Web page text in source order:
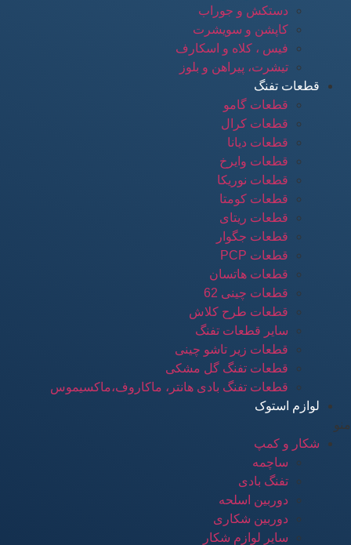
دستکش و جوراب
کاپشن و سویشرت
فیس ، کلاه و اسکارف
تیشرت، پیراهن و بلوز
قطعات تفنگ
قطعات گامو
قطعات کرال
قطعات دیانا
قطعات وایرخ
قطعات نوریکا
قطعات کومتا
قطعات ریتای
قطعات جگوار
قطعات PCP
قطعات هاتسان
قطعات چینی 62
قطعات طرح کلاش
سایر قطعات تفنگ
قطعات زیر تاشو چینی
قطعات تفنگ گل مشکی
قطعات تفنگ بادی هانتر، ماکاروف،ماکسیموس
لوازم استوک
منو
شکار و کمپ
ساچمه
تفنگ بادی
دوربین اسلحه
دوربین شکاری
سایر لوازم شکار